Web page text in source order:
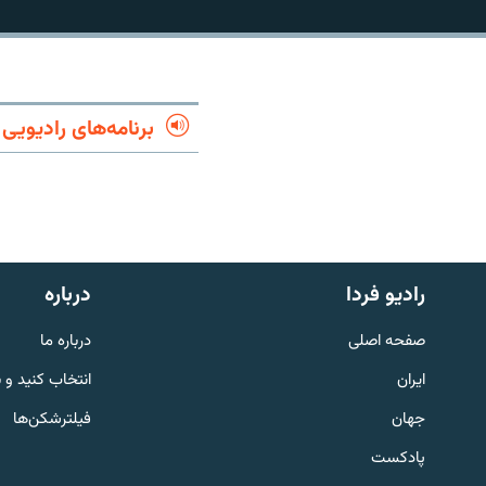
English
به ما بپیوندید
برنامه‌های رادیویی
رادیو فردا
صفحه اصلی
ایران
جهان
پادکست
درباره
درباره ما
انتخاب کنید
فیلترشکن‌ها